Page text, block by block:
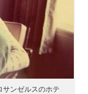
ンゼルスのホテ